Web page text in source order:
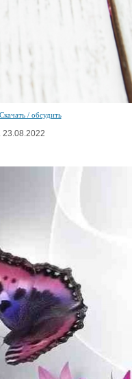
Скачать / обсудить
23.08.2022